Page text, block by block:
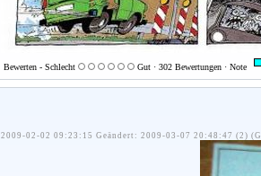
Bewerten - Schlecht Gut · 302 Bewertungen · Note
2009-02-02 09:23:15 Geändert: 2009-03-07 20:48:47 (2)